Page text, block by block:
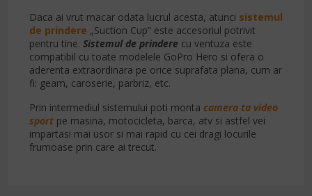
Daca ai vrut macar odata lucrul acesta, atunci sistemul
de prindere „Suction Cup” este accesoriul potrivit
pentru tine. Sistemul de prindere cu ventuza este
compatibil cu toate modelele GoPro Hero si ofera o
aderenta extraordinara pe orice suprafata plana, cum ar
fi: geam, caroserie, parbriz, etc.
Prin intermediul sistemului poti monta camera ta video
sport pe masina, motocicleta, barca, atv si astfel vei
impartasi mai usor si mai rapid cu cei dragi locurile
frumoase prin care ai trecut.